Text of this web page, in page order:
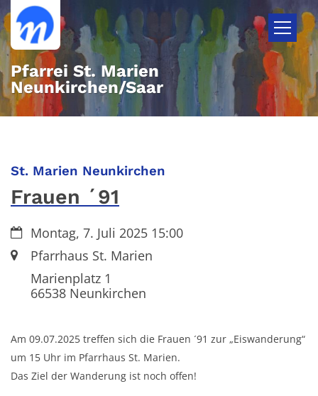
Zum Inhalt springen
Pfarrei St. Marien
Neunkirchen/Saar
St. Marien Neunkirchen
Frauen ´91
Datum:Montag, 7. Juli 2025 15:00
Ort:Pfarrhaus St. Marien
Marienplatz 1
66538Neunkirchen
Am 09.07.2025 treffen sich die Frauen ´91 zur „Eiswanderung“
um 15 Uhr im Pfarrhaus St. Marien.
Das Ziel der Wanderung ist noch offen!